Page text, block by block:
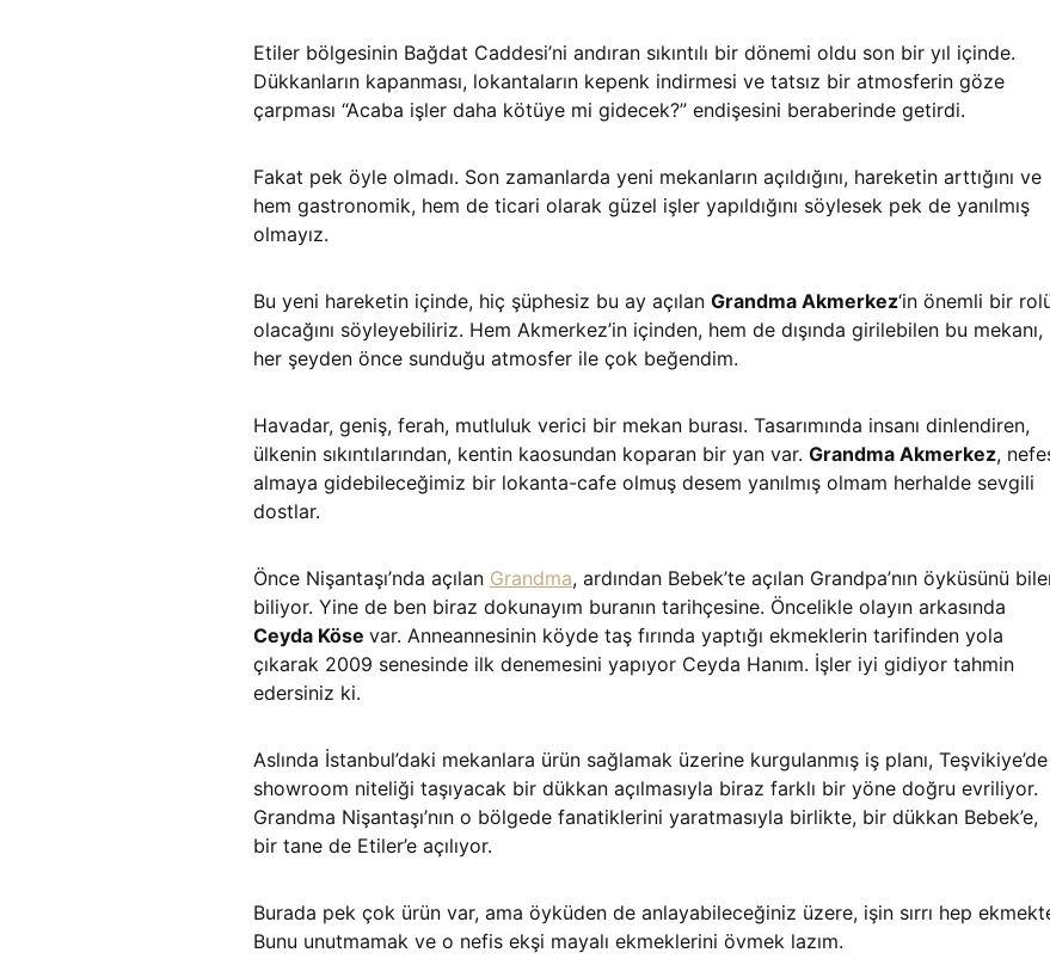
Etiler bölgesinin Bağdat Caddesi’ni andıran sıkıntılı bir dönemi oldu son bir yıl içinde.
Dükkanların kapanması, lokantaların kepenk indirmesi ve tatsız bir atmosferin göze
çarpması “Acaba işler daha kötüye mi gidecek?” endişesini beraberinde getirdi.
Fakat pek öyle olmadı. Son zamanlarda yeni mekanların açıldığını, hareketin arttığını ve
hem gastronomik, hem de ticari olarak güzel işler yapıldığını söylesek pek de yanılmış
olmayız.
Bu yeni hareketin içinde, hiç şüphesiz bu ay açılan Grandma Akmerkez‘in önemli bir
olacağını söyleyebiliriz. Hem Akmerkez’in içinden, hem de dışında girilebilen bu mekanı,
her şeyden önce sunduğu atmosfer ile çok beğendim.
Havadar, geniş, ferah, mutluluk verici bir mekan burası. Tasarımında insanı dinlendiren,
ülkenin sıkıntılarından, kentin kaosundan koparan bir yan var. Grandma Akmerkez,
almaya gidebileceğimiz bir lokanta-cafe olmuş desem yanılmış olmam herhalde sevgili
dostlar.
Önce Nişantaşı’nda açılan Grandma, ardından Bebek’te açılan Grandpa’nın öyküsünü
biliyor. Yine de ben biraz dokunayım buranın tarihçesine. Öncelikle olayın arkasında
Ceyda Köse var. Anneannesinin köyde taş fırında yaptığı ekmeklerin tarifinden yola
çıkarak 2009 senesinde ilk denemesini yapıyor Ceyda Hanım. İşler iyi gidiyor tahmin
edersiniz ki.
Aslında İstanbul’daki mekanlara ürün sağlamak üzerine kurgulanmış iş planı, Teşvikiye’de
showroom niteliği taşıyacak bir dükkan açılmasıyla biraz farklı bir yöne doğru evriliyor.
Grandma Nişantaşı’nın o bölgede fanatiklerini yaratmasıyla birlikte, bir dükkan Bebek’e,
bir tane de Etiler’e açılıyor.
Burada pek çok ürün var, ama öyküden de anlayabileceğiniz üzere, işin sırrı hep
Bunu unutmamak ve o nefis ekşi mayalı ekmeklerini övmek lazım.